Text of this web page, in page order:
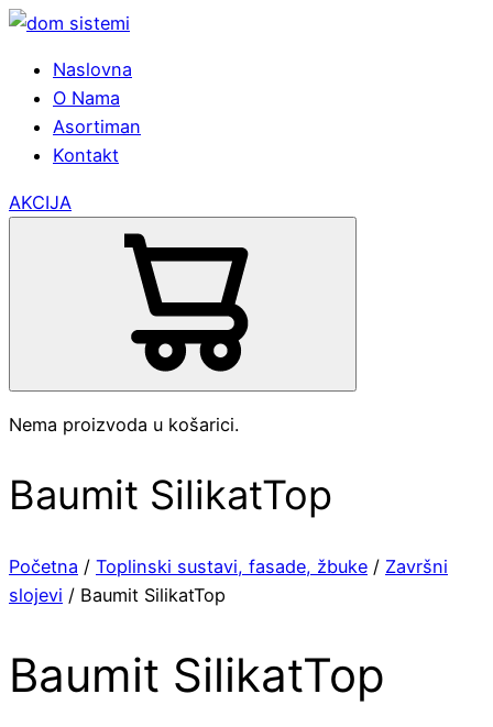
Naslovna
O Nama
Asortiman
Kontakt
AKCIJA
Nema proizvoda u košarici.
Baumit SilikatTop
Početna / Toplinski sustavi, fasade, žbuke / Završni
slojevi / Baumit SilikatTop
Baumit SilikatTop